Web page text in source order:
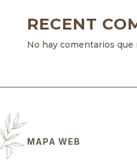
RECENT
No hay comentarios que
MAPA WEB